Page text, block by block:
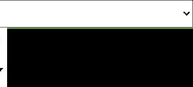
CHEVAUCHÉE